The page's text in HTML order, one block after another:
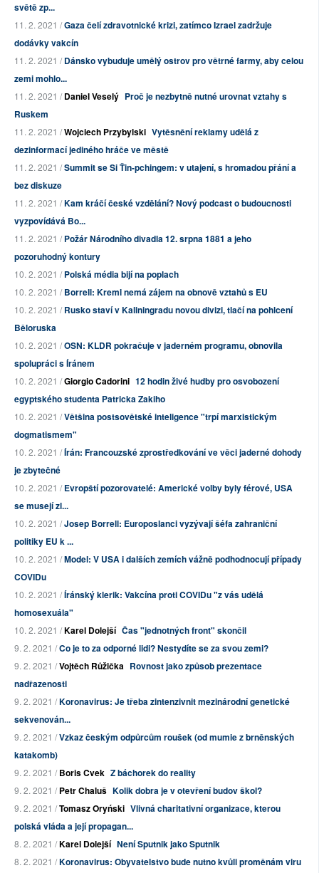
světě zp...
11. 2. 2021 /Gaza čelí zdravotnické krizi, zatímco Izrael zadržuje
dodávky vakcín
11. 2. 2021 /Dánsko vybuduje umělý ostrov pro větrné farmy, aby celou
zemi mohlo...
11. 2. 2021 /Daniel Veselý Proč je nezbytně nutné urovnat vztahy s
Ruskem
11. 2. 2021 /Wojciech Przybylski Vytěsnění reklamy udělá z
dezinformací jediného hráče ve městě
11. 2. 2021 /Summit se Si Ťin-pchingem: v utajení, s hromadou přání a
bez diskuze
11. 2. 2021 /Kam kráčí české vzdělání? Nový podcast o budoucnosti
vyzpovídává Bo...
11. 2. 2021 /Požár Národního divadla 12. srpna 1881 a jeho
pozoruhodný kontury
10. 2. 2021 /Polská média bijí na poplach
10. 2. 2021 /Borrell: Kreml nemá zájem na obnově vztahů s EU
10. 2. 2021 /Rusko staví v Kaliningradu novou divizi, tlačí na pohlcení
Běloruska
10. 2. 2021 /OSN: KLDR pokračuje v jaderném programu, obnovila
spolupráci s Íránem
10. 2. 2021 /Giorgio Cadorini 12 hodin živé hudby pro osvobození
egyptského studenta Patricka Zakiho
10. 2. 2021 /Většina postsovětské inteligence "trpí marxistickým
dogmatismem"
10. 2. 2021 /Írán: Francouzské zprostředkování ve věci jaderné dohody
je zbytečné
10. 2. 2021 /Evropští pozorovatelé: Americké volby byly férové, USA
se musejí zl...
10. 2. 2021 /Josep Borrell: Europoslanci vyzývají šéfa zahraniční
politiky EU k ...
10. 2. 2021 /Model: V USA i dalších zemích vážně podhodnocují případy
COVIDu
10. 2. 2021 /Íránský klerik: Vakcína proti COVIDu "z vás udělá
homosexuála"
10. 2. 2021 /Karel Dolejší Čas "jednotných front" skončil
9. 2. 2021 /Co je to za odporné lidi? Nestydíte se za svou zemi?
9. 2. 2021 /Vojtěch Růžička Rovnost jako způsob prezentace
nadřazenosti
9. 2. 2021 /Koronavirus: Je třeba zintenzivnit mezinárodní genetické
sekvenován...
9. 2. 2021 /Vzkaz českým odpůrcům roušek (od mumie z brněnských
katakomb)
9. 2. 2021 /Boris Cvek Z báchorek do reality
9. 2. 2021 /Petr Chaluš Kolik dobra je v otevření budov škol?
9. 2. 2021 /Tomasz Oryński Vlivná charitativní organizace, kterou
polská vláda a její propagan...
8. 2. 2021 /Karel Dolejší Není Sputnik jako Sputnik
8. 2. 2021 /Koronavirus: Obyvatelstvo bude nutno kvůli proměnám viru